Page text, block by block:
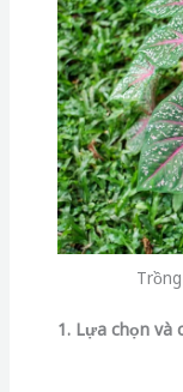
1. Lựa chọn và